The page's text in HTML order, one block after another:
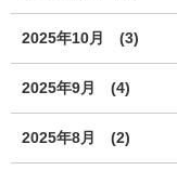
2025年10月 (3)
2025年9月 (4)
2025年8月 (2)